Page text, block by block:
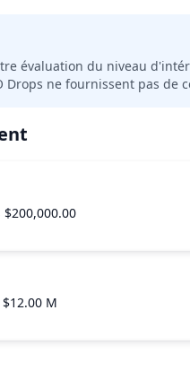
évaluation du niveau
Drops ne fournissent pas de
$200,000.00
$12.00 M